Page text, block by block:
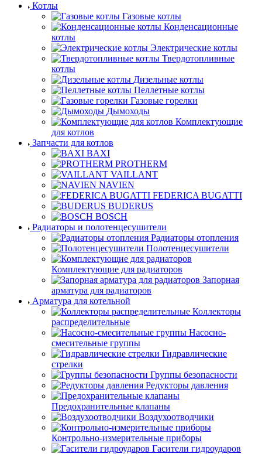
Котлы
Газовые котлы
Конденсационные
котлы
Электрические котлы
Твердотопливные
котлы
Дизельные котлы
Пеллетные котлы
Газовые горелки
Дымоходы
Комплектующие
для котлов
Запчасти для котлов
BAXI
PROTHERM
VAILLANT
NAVIEN
FEDERICA BUGATTI
BUDERUS
BOSCH
Радиаторы и полотенцесушители
Радиаторы отопления
Полотенцесушители
Комплектующие для радиаторов
Запорная
арматура для радиаторов
Арматура для котельной
Коллекторы
распределительные
Насосно-
смесительные группы
Гидравлические
стрелки
Группы безопасности
Редукторы давления
Предохранительные клапаны
Воздухоотводчики
Контрольно-измерительные приборы
Гасители гидроударов